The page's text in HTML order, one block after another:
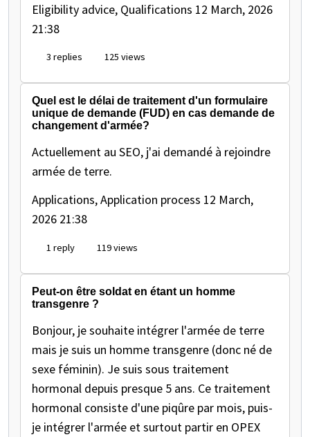
Eligibility advice, Qualifications 12 March, 2026
21:38
3 replies 125 views
Quel est le délai de traitement d'un formulaire
unique de demande (FUD) en cas demande de
changement d'armée?
Actuellement au SEO, j'ai demandé à rejoindre
armée de terre.
Applications, Application process 12 March,
2026 21:38
1 reply 119 views
Peut-on être soldat en étant un homme
transgenre ?
Bonjour, je souhaite intégrer l'armée de terre
mais je suis un homme transgenre (donc né de
sexe féminin). Je suis sous traitement
hormonal depuis presque 5 ans. Ce traitement
hormonal consiste d'une piqûre par mois, puis-
je intégrer l'armée et surtout partir en OPEX